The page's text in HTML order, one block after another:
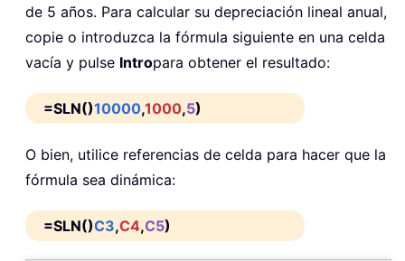
de 5 años. Para calcular su depreciación lineal anual,
copie o introduzca la fórmula siguiente en una celda
vacía y pulse Intropara obtener el resultado:
=SLN()10000,1000,5)
O bien, utilice referencias de celda para hacer que la
fórmula sea dinámica:
=SLN()C3,C4,C5)